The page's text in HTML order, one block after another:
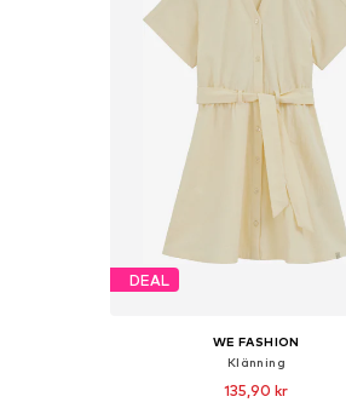
DEAL
WE FASHION
Klänning
135,90 kr